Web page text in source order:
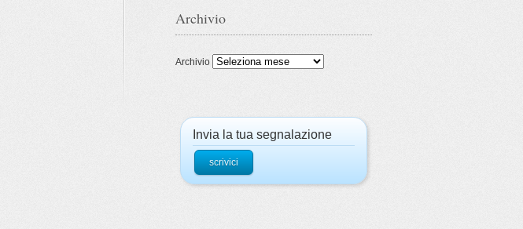
Archivio
Archivio
Invia la tua segnalazione
scrivici